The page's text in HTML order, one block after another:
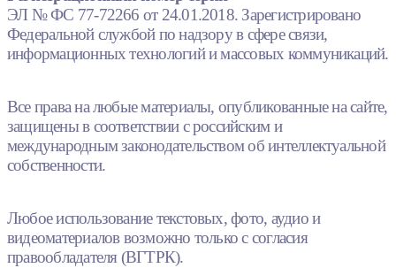
ЭЛ № ФС 77-72266 от 24.01.2018. Зарегистрировано
Федеральной службой по надзору в сфере связи,
информационных технологий и массовых коммуникаций.
Все права на любые материалы, опубликованные на сайте,
защищены в соответствии с российским и
международным законодательством об интеллектуальной
собственности.
Любое использование текстовых, фото, аудио и
видеоматериалов возможно только с согласия
правообладателя (ВГТРК).